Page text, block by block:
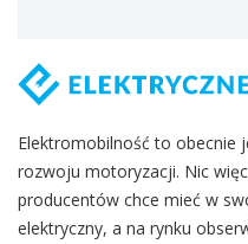
Elektromobilność to obecnie
rozwoju motoryzacji. Nic
producentów chce mieć w
elektryczny, a na rynku